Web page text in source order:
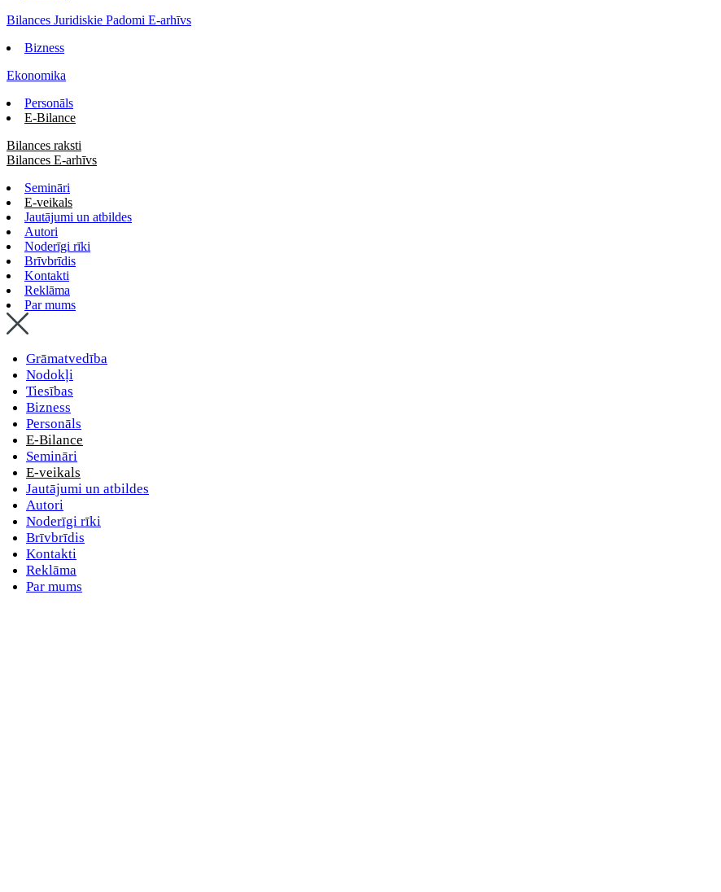
Bilances Juridiskie Padomi E-arhīvs
Bizness
Ekonomika
Personāls
E-Bilance
Bilances raksti
Bilances E-arhīvs
Semināri
E-veikals
Jautājumi un atbildes
Autori
Noderīgi rīki
Brīvbrīdis
Kontakti
Reklāma
Par mums
Grāmatvedība
Nodokļi
Tiesības
Bizness
Personāls
E-Bilance
Semināri
E-veikals
Jautājumi un atbildes
Autori
Noderīgi rīki
Brīvbrīdis
Kontakti
Reklāma
Par mums